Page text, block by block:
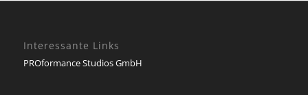
Interessante Links
PROformance Studios GmbH